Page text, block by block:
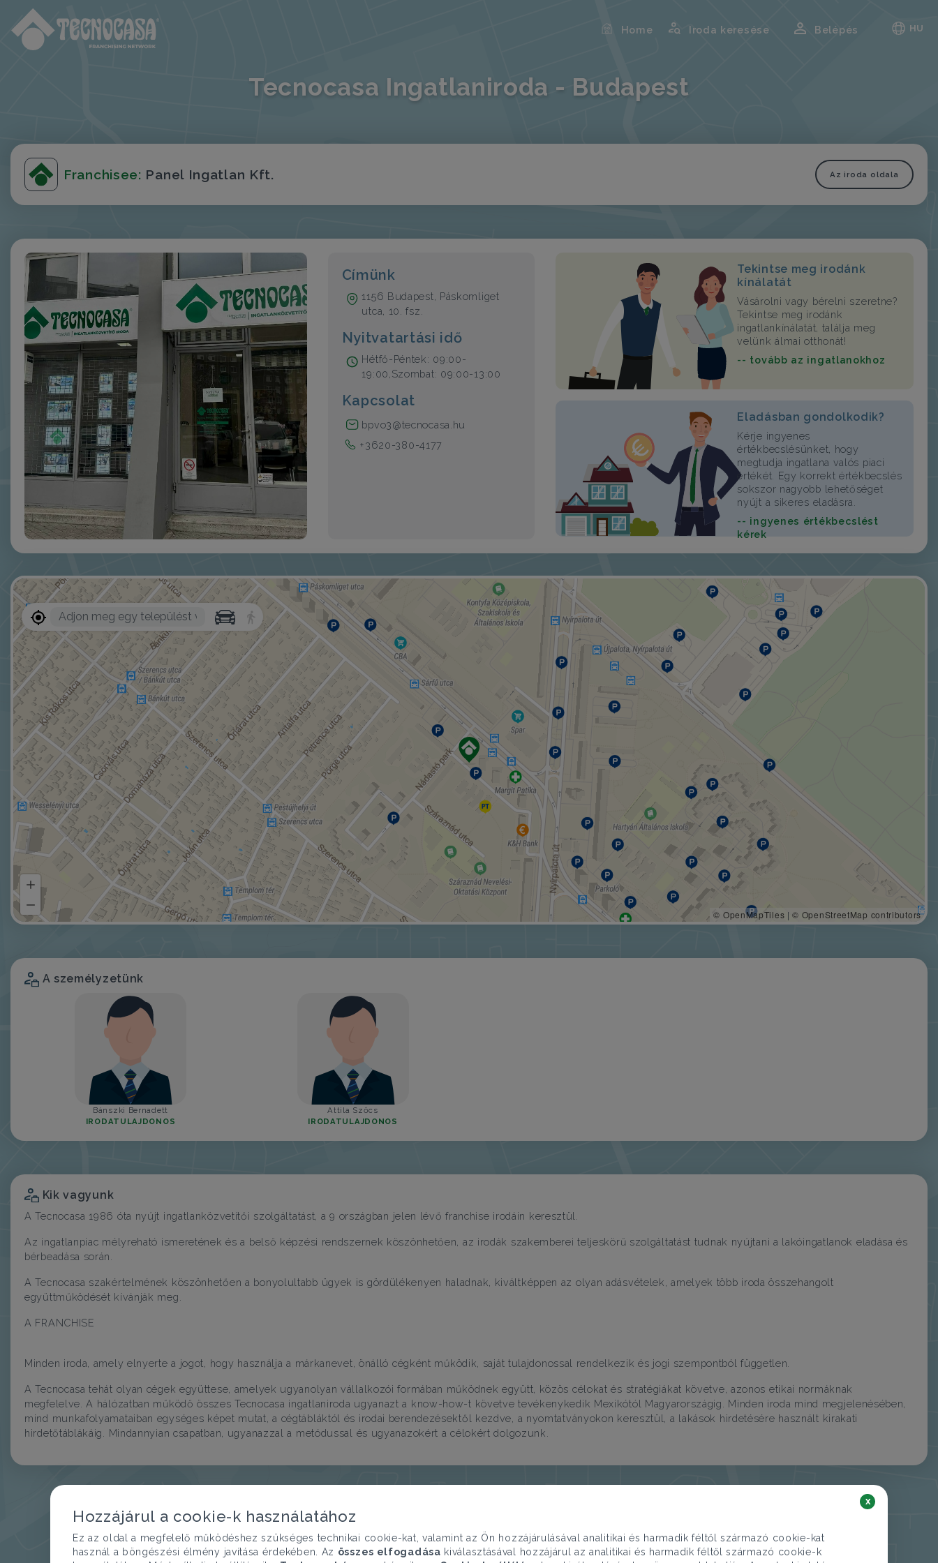
Home Iroda keresése Belépés HU
Tecnocasa Ingatlaniroda - Budapest
Franchisee: Panel Ingatlan Kft. Az iroda oldala
Címünk
1156 Budapest, Páskomliget
utca, 10. fsz.
Nyitvatartási idő
Hétfő-Péntek: 09:00-
19:00,Szombat: 09:00-13:00
Kapcsolat
bpvo3@tecnocasa.hu
+3620-380-4177
Tekintse meg irodánk
kínálatát
Vásárolni vagy bérelni szeretne?
Tekintse meg irodánk
ingatlankínálatát, találja meg
velünk álmai otthonát!
-- tovább az ingatlanokhoz
Eladásban gondolkodik?
Kérje ingyenes
értékbecslésünket, hogy
megtudja ingatlana valós piaci
értékét. Egy korrekt értékbecslés
sokszor nagyobb lehetőséget
nyújt a sikeres eladásra.
-- ingyenes értékbecslést
kérek
© OpenMapTiles |© OpenStreetMap contributors
A személyzetünk
Bánszki Bernadett
IRODATULAJDONOS
Attila Szőcs
IRODATULAJDONOS
Kik vagyunk
A Tecnocasa 1986 óta nyújt ingatlanközvetítői szolgáltatást, a 9 országban jelen lévő franchise irodáin keresztül.
Az ingatlanpiac mélyreható ismeretének és a belső képzési rendszernek köszönhetően, az irodák szakemberei teljeskörű szolgáltatást tudnak nyújtani a lakóingatlanok eladása és
bérbeadása során.
A Tecnocasa szakértelmének köszönhetően a bonyolultabb ügyek is gördülékenyen haladnak, kiváltképpen az olyan adásvételek, amelyek több iroda összehangolt
együttműködését kívánják meg.
A FRANCHISE
Minden iroda, amely elnyerte a jogot, hogy használja a márkanevet, önálló cégként működik, saját tulajdonossal rendelkezik és jogi szempontból független.
A Tecnocasa tehát olyan cégek együttese, amelyek ugyanolyan vállalkozói formában működnek együtt, közös célokat és stratégiákat követve, azonos etikai normáknak
megfelelve. A hálózatban működő összes Tecnocasa ingatlaniroda ugyanazt a know-how-t követve tevékenykedik Mexikótól Magyarországig. Minden iroda mind megjelenésében,
mind munkafolyamataiban egységes képet mutat, a cégtábláktól és irodai berendezésektől kezdve, a nyomtatványokon keresztül, a lakások hirdetésére használt kirakati
hirdetőtáblákáig. Mindannyian csapatban, ugyanazzal a metódussal és ugyanazokért a célokért dolgozunk.
Hozzájárul a cookie-k használatához
Ez az oldal a megfelelő működéshez szükséges technikai cookie-kat, valamint az Ön hozzájárulásával analitikai és harmadik féltől származó cookie-kat
használ a böngészési élmény javítása érdekében. Az összes elfogadása kiválasztásával hozzájárul az analitikai és harmadik féltől származó cookie-k
x